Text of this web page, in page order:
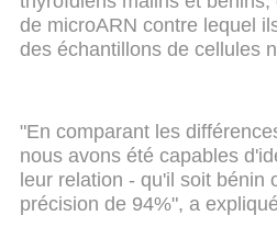
de microARN contre lequel
des échantillons de cellules
"En comparant les
nous avons été capables
leur relation - qu'il soit bénin
précision de 94%", a